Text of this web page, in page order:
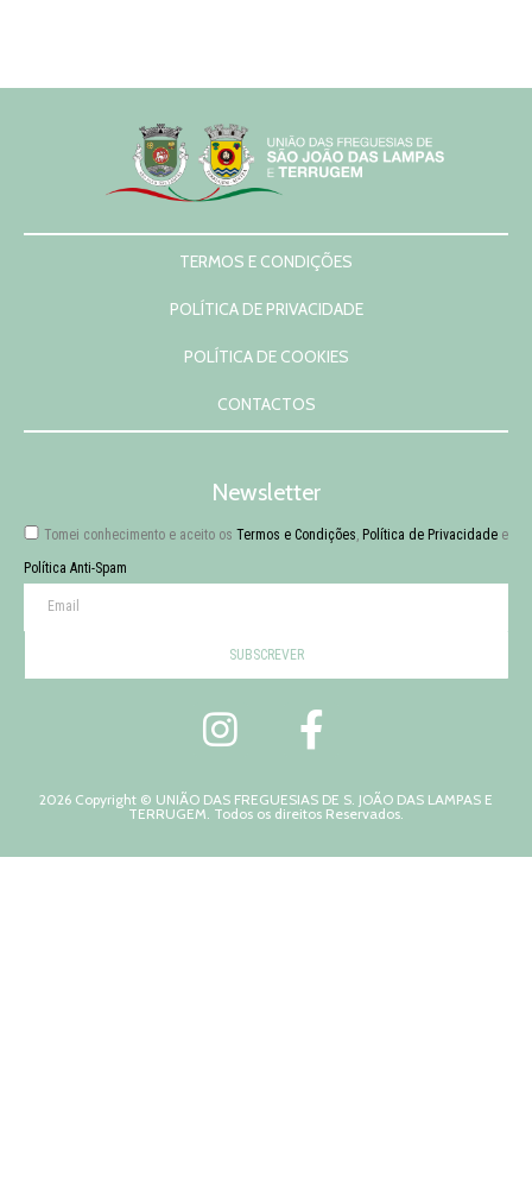
TERMOS E CONDIÇÕES
POLÍTICA DE PRIVACIDADE
POLÍTICA DE COOKIES
CONTACTOS
Newsletter
Tomei conhecimento e aceito os Termos e Condições, Política de Privacidade e
Política Anti-Spam
SUBSCREVER
2026 Copyright © UNIÃO DAS FREGUESIAS DE S. JOÃO DAS LAMPAS E
TERRUGEM. Todos os direitos Reservados.